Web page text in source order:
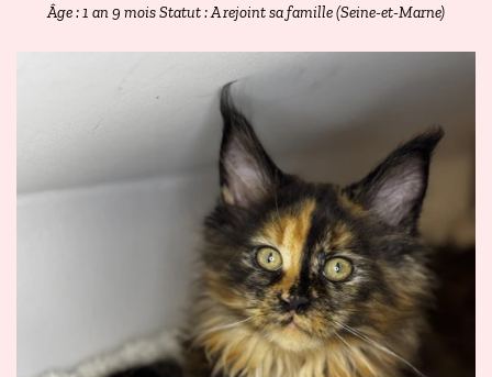
Âge : 1 an 9 moisStatut : A rejoint sa famille (Seine-et-Marne)